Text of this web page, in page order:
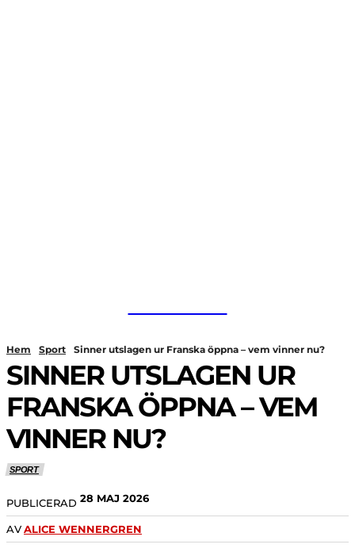
Hem Sport Sinner utslagen ur Franska öppna – vem vinner nu?
SINNER UTSLAGEN UR
FRANSKA ÖPPNA – VEM
VINNER NU?
SPORT
PUBLICERAD 28 MAJ 2026
AVALICE WENNERGREN